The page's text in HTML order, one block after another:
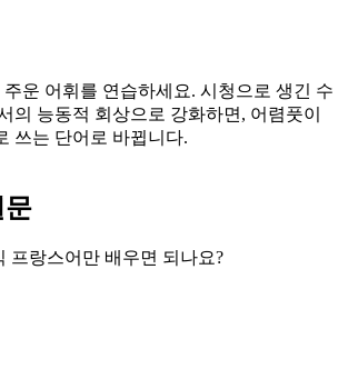
운 어휘를 연습하세요. 시청으로 생긴 수
의 능동적 회상으로 강화하면, 어렴풋이
쓰는 단어로 바뀝니다.
문
프랑스어만 배우면 되나요?